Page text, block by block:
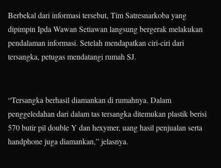
Berbekal dari informasi tersebut, Tim Satresnarkoba yang
dipimpin Ipda Wawan Setiawan langsung bergerak melakukan
pendalaman informasi. Setelah mendapatkan ciri-ciri dari
tersangka, petugas mendatangi rumah SJ.
“Tersangka berhasil diamankan di rumahnya. Dalam
penggeledahan dari dalam tas tersangka ditemukan plastik berisi
570 butir pil double Y dan hexymer, uang hasil penjualan serta
handphone juga diamankan,” jelasnya.